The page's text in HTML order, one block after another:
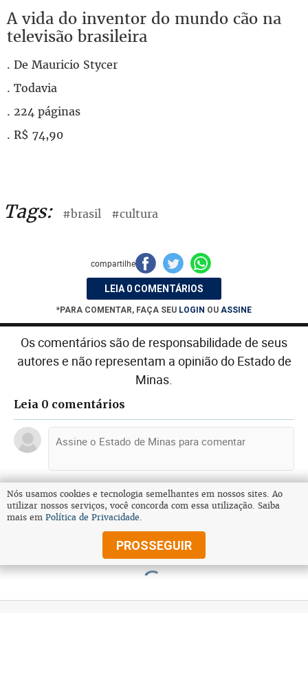
A vida do inventor do mundo cão na
televisão brasileira
. De Mauricio Stycer
. Todavia
. 224 páginas
. R$ 74,90
Tags: #brasil #cultura
compartilhe
LEIA 0 COMENTÁRIOS
*PARA COMENTAR, FAÇA SEU LOGIN OU ASSINE
Os comentários são de responsabilidade de seus
autores e não representam a opinião do Estado de
Minas.
Leia 0 comentários
ENTRAR
E-MAIL/MATRICULA
Nós usamos cookies e tecnologia semelhantes em nossos sites. Ao
utilizar nossos serviços, você concorda com essa utilização. Saiba
mais em Política de Privacidade.
PROSSEGUIR